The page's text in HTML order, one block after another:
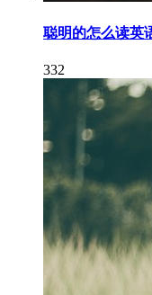
聪明的怎么读英
332